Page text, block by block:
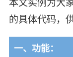
的具体代码，
一、功能：